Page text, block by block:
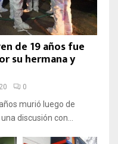
de 19 años fue
su hermana y
0
murió luego de
discusión con...